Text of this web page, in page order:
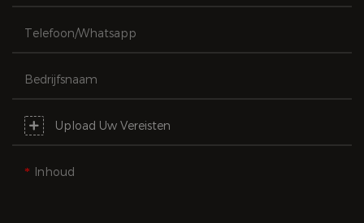
Telefoon/whatsapp
Bedrijfsnaam
Upload Uw Vereisten
Inhoud